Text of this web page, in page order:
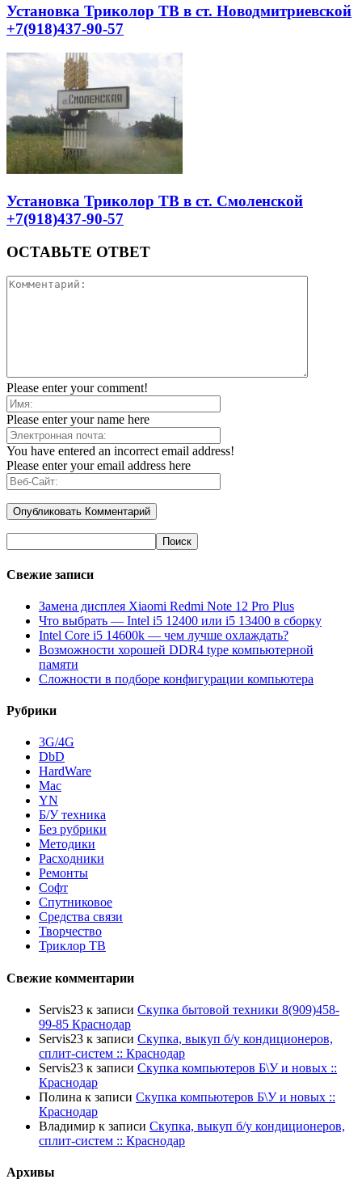
Установка Триколор ТВ в ст. Новодмитриевской
+7(918)437-90-57
Установка Триколор ТВ в ст. Смоленской
+7(918)437-90-57
ОСТАВЬТЕ ОТВЕТ
Please enter your comment!
Please enter your name here
You have entered an incorrect email address!
Please enter your email address here
Свежие записи
Замена дисплея Xiaomi Redmi Note 12 Pro Plus
Что выбрать — Intel i5 12400 или i5 13400 в сборку
Intel Core i5 14600k — чем лучше охлаждать?
Возможности хорошей DDR4 type компьютерной
памяти
Сложности в подборе конфигурации компьютера
Рубрики
3G/4G
DbD
HardWare
Mac
YN
Б/У техника
Без рубрики
Методики
Расходники
Ремонты
Софт
Спутниковое
Средства связи
Творчество
Триклор ТВ
Свежие комментарии
Servis23 к записи Скупка бытовой техники 8(909)458-
99-85 Краснодар
Servis23 к записи Скупка, выкуп б/у кондиционеров,
сплит-систем :: Краснодар
Servis23 к записи Скупка компьютеров Б\У и новых ::
Краснодар
Полина к записи Скупка компьютеров Б\У и новых ::
Краснодар
Владимир к записи Скупка, выкуп б/у кондиционеров,
сплит-систем :: Краснодар
Архивы